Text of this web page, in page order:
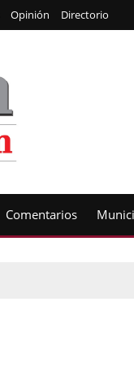
Opinión Directorio
Comentarios